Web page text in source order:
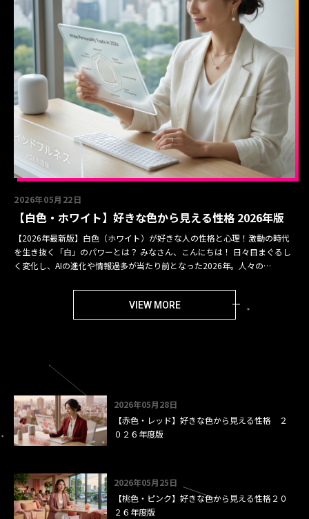
2026年05月22日
【白色・ホワイト】好きな色から見える性格 2026年版
【2026年最新版】白色（ホワイト）が好きな人の性格と心理！激動の時代
を生き抜く「白」のパワーとは？ みなさん、こんにちは！ 日々目まぐるし
く変化し、AIの進化や情報過多が当たり前となった2026年。人々の…
VIEW MORE
2026年05月28日
【赤色・レッド】好きな色から見える性格 ２
０２６年度版
2026年05月25日
【桃色・ピンク】好きな色から見える性格２０
２６年度版